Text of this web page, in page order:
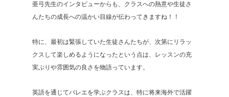
亜弓先生のインタビューからも、クラスへの熱意や生徒さ
んたちの成長への温かい目線が伝わってきますね！！
特に、最初は緊張していた生徒さんたちが、次第にリラッ
クスして楽しめるようになったという点は、レッスンの充
実ぶりや雰囲気の良さを物語っています。
英語を通じてバレエを学ぶクラスは、特に将来海外で活躍